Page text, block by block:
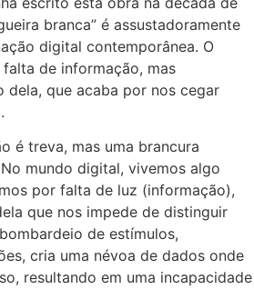
branca” é assustadoramente
digital contemporânea. O
de informação, mas
dela, que acaba por nos cegar
é treva, mas uma brancura
mundo digital, vivemos algo
por falta de luz (informação),
que nos impede de distinguir
de estímulos,
cria uma névoa de dados onde
resultando em uma incapacidade